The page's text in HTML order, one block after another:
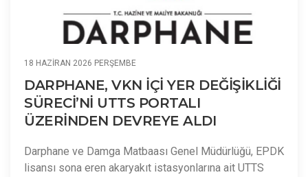
18 HAZIRAN 2026 PERŞEMBE
DARPHANE, VKN İÇİ YER DEĞİŞİKLİĞİ
SÜRECİ’Nİ UTTS PORTALI
ÜZERİNDEN DEVREYE ALDI
Darphane ve Damga Matbaası Genel Müdürlüğü, EPDK
lisansı sona eren akaryakıt istasyonlarına ait UTTS